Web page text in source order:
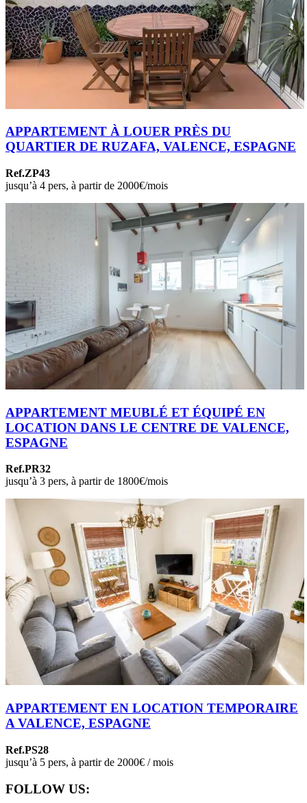
APPARTEMENT À LOUER PRÈS DU
QUARTIER DE RUZAFA, VALENCE, ESPAGNE
Ref.ZP43
jusqu’à 4 pers, à partir de 2000€/mois
APPARTEMENT MEUBLÉ ET ÉQUIPÉ EN
LOCATION DANS LE CENTRE DE VALENCE,
ESPAGNE
Ref.PR32
jusqu’à 3 pers, à partir de 1800€/mois
APPARTEMENT EN LOCATION TEMPORAIRE
A VALENCE, ESPAGNE
Ref.PS28
jusqu’à 5 pers, à partir de 2000€ / mois
FOLLOW US: